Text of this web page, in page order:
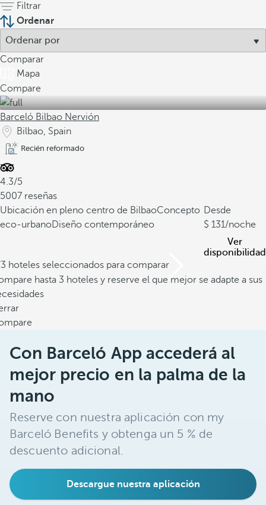
Filtrar
Ordenar
Comparar
Mapa
Compare
Barceló Bilbao Nervión
Bilbao, Spain
Recién reformado
4.3/5
5007 reseñas
Ubicación en pleno centro de BilbaoConcepto
eco-urbanoDiseño contemporáneo
Desde
131/noche
Ver
disponibilidad
hoteles seleccionados para comparar
hasta 3 hoteles y reserve el que mejor se adapte a sus
Con Barceló App accederá al
mejor precio en la palma de la
mano
Reserve con nuestra aplicación con my
Barceló Benefits y obtenga un 5 % de
descuento adicional.
Descargue nuestra aplicación